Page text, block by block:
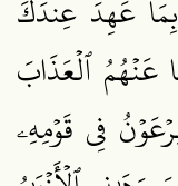
عَهِدَ عِندَكَ
عَنۡهُمُ ٱلۡعَذَابَ
فِي قَوۡمِهِۦ